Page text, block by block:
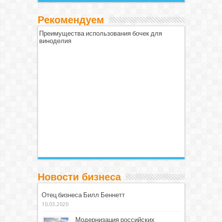
Рекомендуем
Преимущества использования бочек для
виноделия
Новости бизнеса
Отец бизнеса Билл Беннетт
10.03.2020
Модернизация российских